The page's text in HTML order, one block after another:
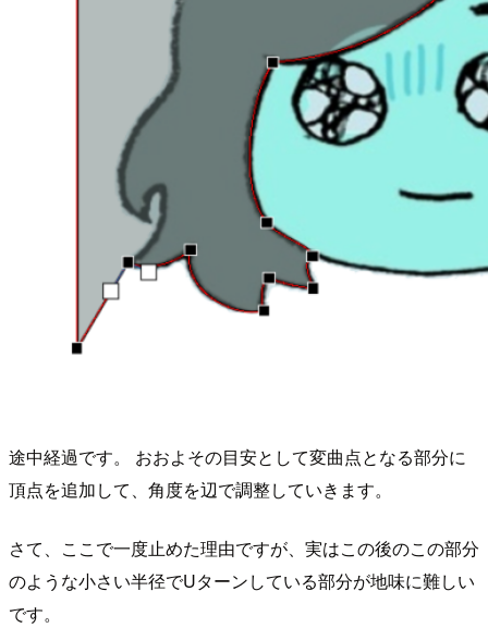
途中経過です。 おおよその目安として変曲点となる部分に
頂点を追加して、角度を辺で調整していきます。
さて、ここで一度止めた理由ですが、実はこの後のこの部分
のような小さい半径でUターンしている部分が地味に難しい
です。